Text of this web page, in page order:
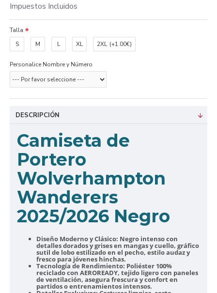
Impuestos Incluidos
Talla
S
M L XL 2XL (+1.00€)
Personalice Nombre y Número
DESCRIPCIÓN
Camiseta de
Portero
Wolverhampton
Wanderers
2025/2026 Negro
Diseño Moderno y Clásico: Negro intenso con
detalles dorados y grises en mangas y cuello, gráfico
sutil de lobo estilizado en el pecho, estilo audaz y
fresco para jóvenes hinchas.
Tecnología de Rendimiento: Poliéster 100%
reciclado con AEROREADY, tejido ligero con paneles
de ventilación, asegura frescura y confort en
partidos o entrenamientos intensos.